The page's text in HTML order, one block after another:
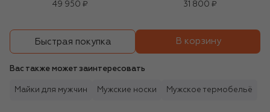
49 950 ₽
31 800 ₽
Быстрая покупка В корзину
Вас также может заинтересовать
Майки для мужчин Мужские носки Мужское термобельё